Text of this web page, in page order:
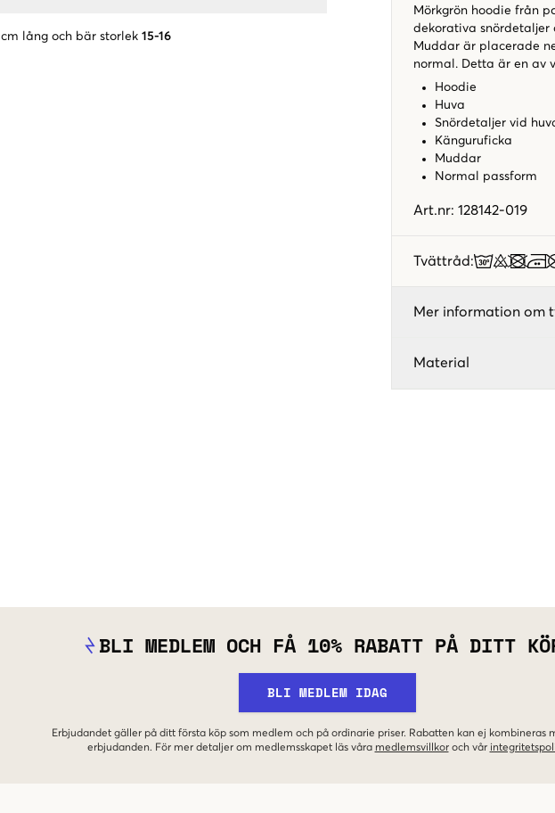
cm lång och bär storlek 15-16
Mörkgrön hoodie från
dekorativa snördetaljer
Muddar är placerade
normal. Detta är en av
Hoodie
Huva
Snördetaljer vid
Känguruficka
Muddar
Normal passform
Art.nr: 128142-019
Tvättråd:
Mer information om
Material
BLI MEDLEM OCH FÅ 10% RABATT PÅ DITT
BLI MEDLEM IDAG
Erbjudandet gäller på ditt första köp som medlem och på ordinarie priser. Rabatten kan ej kombineras
erbjudanden. För mer detaljer om medlemsskapet läs våra medlemsvillkor och vår